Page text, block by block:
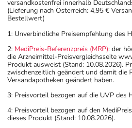
versandkostenfrei innerhalb
(Lieferung nach Österreich: 4,95 €
Bestellwert)
1: Unverbindliche Preisempfehlung des
2: MediPreis-Referenzpreis (MRP): der
die Arzneimittel-Preisvergleichsseite
Produkt ausweist (Stand: 10.08.2026).
zwischenzeitlich geändert und damit die
Versandapotheken geändert haben.
3: Preisvorteil bezogen auf die UVP des
4: Preisvorteil bezogen auf den
dieses Produkt (Stand: 10.08.2026).